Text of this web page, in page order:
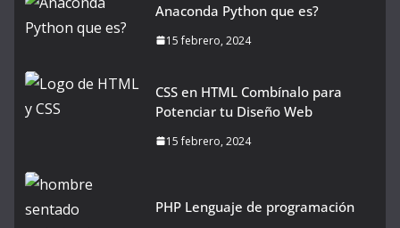
Anaconda Python que es?
15 febrero, 2024
CSS en HTML Combínalo para
Potenciar tu Diseño Web
15 febrero, 2024
PHP Lenguaje de programación